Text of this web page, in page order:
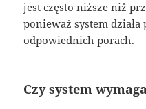
jest często niższe niż
ponieważ system
odpowiednich porach.
Czy system